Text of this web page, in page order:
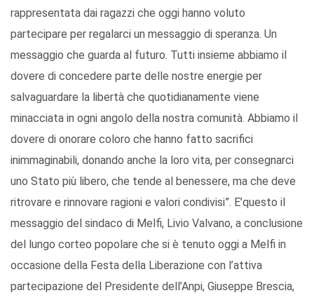
rappresentata dai ragazzi che oggi hanno voluto
partecipare per regalarci un messaggio di speranza. Un
messaggio che guarda al futuro. Tutti insieme abbiamo il
dovere di concedere parte delle nostre energie per
salvaguardare la libertà che quotidianamente viene
minacciata in ogni angolo della nostra comunità. Abbiamo il
dovere di onorare coloro che hanno fatto sacrifici
inimmaginabili, donando anche la loro vita, per consegnarci
uno Stato più libero, che tende al benessere, ma che deve
ritrovare e rinnovare ragioni e valori condivisi”. E’questo il
messaggio del sindaco di Melfi, Livio Valvano, a conclusione
del lungo corteo popolare che si è tenuto oggi a Melfi in
occasione della Festa della Liberazione con l’attiva
partecipazione del Presidente dell’Anpi, Giuseppe Brescia,